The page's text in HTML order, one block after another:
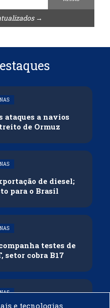
→
ataques a navios
de Ormuz
de diesel;
para o Brasil
testes de
setor cobra B17
e tecnologias